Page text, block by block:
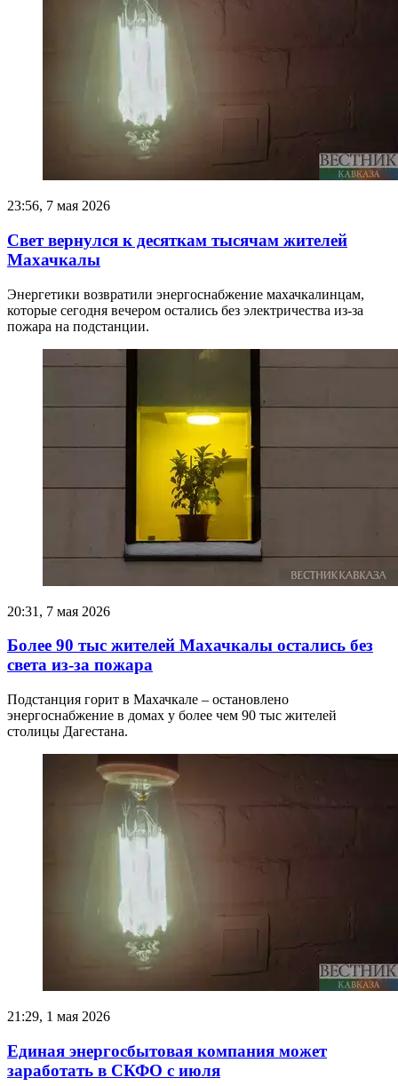
23:56, 7 мая 2026
Свет вернулся к десяткам тысячам жителей
Махачкалы
Энергетики возвратили энергоснабжение махачкалинцам,
которые сегодня вечером остались без электричества из-за
пожара на подстанции.
20:31, 7 мая 2026
Более 90 тыс жителей Махачкалы остались без
света из-за пожара
Подстанция горит в Махачкале – остановлено
энергоснабжение в домах у более чем 90 тыс жителей
столицы Дагестана.
21:29, 1 мая 2026
Единая энергосбытовая компания может
заработать в СКФО с июля